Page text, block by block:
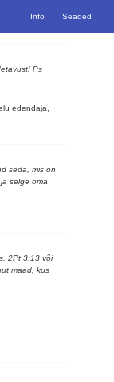
Info Seaded
Ps
edendaja,
seda, mis on
selge oma
2Pt 3:13 või
maad, kus